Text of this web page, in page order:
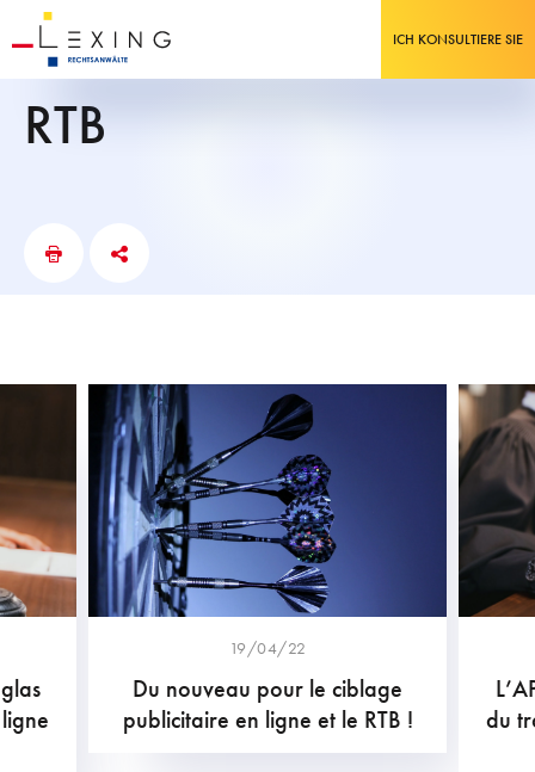
ICH KONSULTIERE SIE
RTB
19/04/22
Du nouveau pour le ciblage
publicitaire en ligne et le RTB !
du